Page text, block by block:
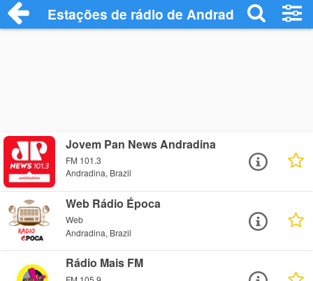
Estações de rádio de Andradina - Ouça
Jovem Pan News Andradina
FM 101.3
Andradina, Brazil
Web Rádio Época
Web
Andradina, Brazil
Rádio Mais FM